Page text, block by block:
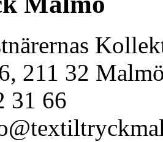
211 32
31 66